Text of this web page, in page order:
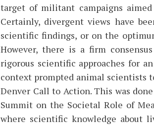
target of militant campaigns
Certainly, divergent views have
scientific findings, or on the
However, there is a firm
rigorous scientific approaches for
context prompted animal scientists
Denver Call to Action. This was
Summit on the Societal Role of
where scientific knowledge about